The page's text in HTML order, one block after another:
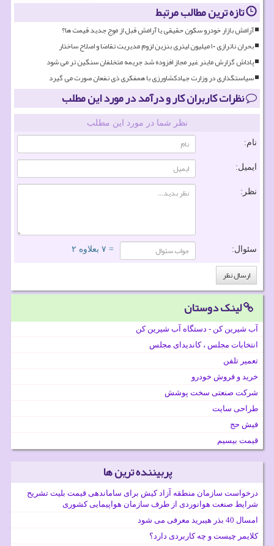
تازه ترین مطالب مرتبط
آرامش بازار خودرو سکون حقیقی یا آرامش قبل از موج جدید قیمت ها؟
بحران ناترازی ۱۰ میلیون لیتری بنزین لزوم مدیریت تقاضا و اصلاح ساختار
پاداش گزارش ماینر غیر مجاز افزوده شد جریمه متخلفان سنگین تر می شود
سیاستگذاری در وزارت جهادکشاورزی با همفکری ذی نفعان صورت می گیرد
نظرات کاربران کار و درآمد در مورد این مطلب
نظر شما در مورد این مطلب
نام:
ایمیل:
نظر:
سئوال: = ۷ بعلاوه ۲
لینک دوستان
آب شیرین کن - دستگاه آب شیرین کن
انتخابات مجلس ، کاندیدای مجلس
تعمیر تلفن
خرید و فروش خودرو
شرکت صنعتی سخت پوشش
طراحی سایت
فیش حج
قیمت بیسیم
پربیننده ترین ها
درخواست سازمان منطقه آزاد کیش برای ساماندهی قیمت بلیت تشریح
شرایط صنعت هوانوردی از طرف سازمان هواپیمایی کشوری
امسال 40 بذر هیبرید معرفی می شود
کلایمر چیست و چه کاربردی دارد؟